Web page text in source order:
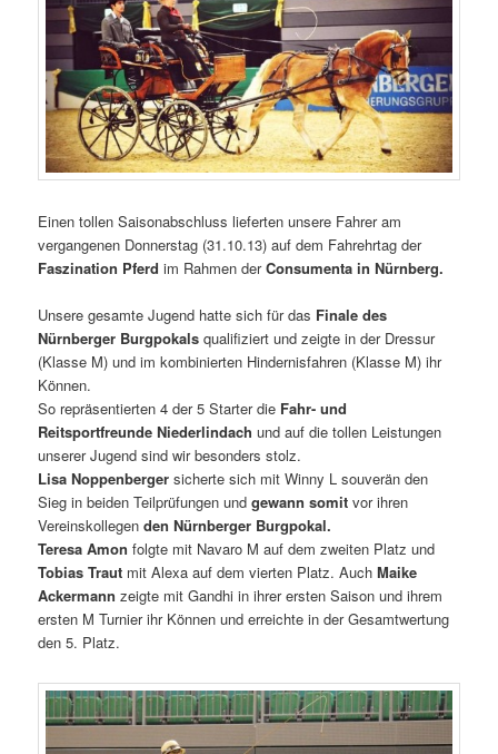
Einen tollen Saisonabschluss lieferten unsere Fahrer am
vergangenen Donnerstag (31.10.13) auf dem Fahrehrtag der
Faszination Pferd im Rahmen derConsumenta in Nürnberg.
Unsere gesamte Jugend hatte sich für das Finale des
Nürnberger Burgpokals qualifiziert und zeigte in der Dressur
(Klasse M) und im kombinierten Hindernisfahren (Klasse M) ihr
Können.
So repräsentierten 4 der 5 Starter die Fahr- und
Reitsportfreunde Niederlindach und auf die tollen Leistungen
unserer Jugend sind wir besonders stolz.
Lisa Noppenbergersicherte sich mit Winny L souverän den
Sieg in beiden Teilprüfungen und gewann somitvor ihren
Vereinskollegen den Nürnberger Burgpokal.
Teresa Amon folgte mit Navaro M auf dem zweiten Platz und
Tobias Traut mit Alexa auf dem vierten Platz. AuchMaike
Ackermann zeigte mit Gandhi in ihrer ersten Saison und ihrem
ersten M Turnier ihr Können und erreichte in der Gesamtwertung
den 5. Platz.